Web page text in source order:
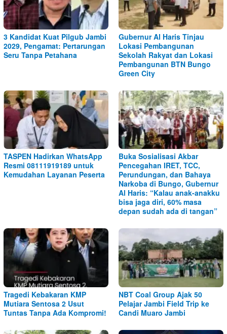
3 Kandidat Kuat Pilgub Jambi
2029, Pengamat: Pertarungan
Seru Tanpa Petahana
Gubernur Al Haris Tinjau
Lokasi Pembangunan
Sekolah Rakyat dan Lokasi
Pembangunan BTN Bungo
Green City
TASPEN Hadirkan WhatsApp
Resmi 08111919189 untuk
Kemudahan Layanan Peserta
Buka Sosialisasi Akbar
Pencegahan IRET, TCC,
Perundungan, dan Bahaya
Narkoba di Bungo, Gubernur
Al Haris: “Kalau anak-anakku
bisa jaga diri, 60% masa
depan sudah ada di tangan”
Tragedi Kebakaran KMP
Mutiara Sentosa 2 Usut
Tuntas Tanpa Ada Kompromi!
NBT Coal Group Ajak 50
Pelajar Jambi Field Trip ke
Candi Muaro Jambi